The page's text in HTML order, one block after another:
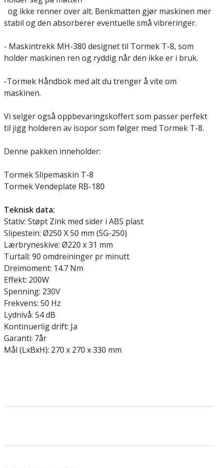
og ikke renner over alt. Benkmatten gjør maskinen mer
stabil og den absorberer eventuelle små vibreringer.
- Maskintrekk MH-380 designet til Tormek T-8, som
holder maskinen ren og ryddig når den ikke er i bruk.
-Tormek Håndbok med alt du trenger å vite om
maskinen.
Vi selger også oppbevaringskoffert som passer perfekt
til jigg holderen av isopor som følger med Tormek T-8.
Denne pakken inneholder:
Tormek Slipemaskin T-8
Tormek Vendeplate RB-180
Teknisk data:
Stativ: Støpt Zink med sider i ABS plast
Slipestein: Ø250 X 50 mm (SG-250)
Lærbryneskive: Ø220 x 31 mm
Turtall: 90 omdreininger pr minutt
Dreimoment: 14.7 Nm
Effekt: 200W
Spenning: 230V
Frekvens: 50 Hz
Lydnivå: 54 dB
Kontinuerlig drift: Ja
Garanti: 7år
Mål (LxBxH): 270 x 270 x 330 mm